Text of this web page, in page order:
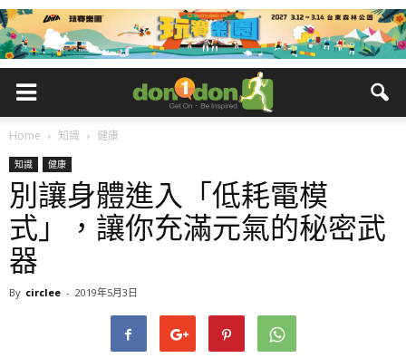
Home 知識 健康
知識 健康
別讓身體進入「低耗電模
式」，讓你充滿元氣的秘密武
器
By circlee - 2019年5月3日